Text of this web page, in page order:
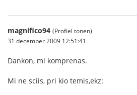
magnifico94 (Profiel tonen)
31 december 2009 12:51:41
Dankon, mi komprenas.
Mi ne sciis, pri kio temis,ekz: